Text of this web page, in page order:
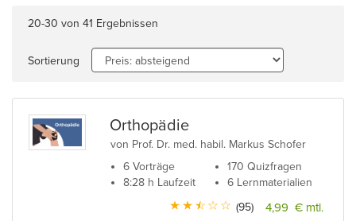
20-30 von 41 Ergebnissen
Sortierung
Orthopädie
von Prof. Dr. med. habil. Markus Schofer
6 Vorträge
8:28 h Laufzeit
170 Quizfragen
6 Lernmaterialien
4,99 € mtl.
(95)